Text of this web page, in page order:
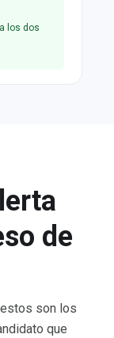
los dos
de
son los
que